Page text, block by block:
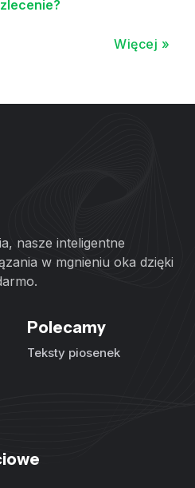
Więcej »
nasze inteligentne
w mgnieniu oka dzięki
Polecamy
Teksty piosenek